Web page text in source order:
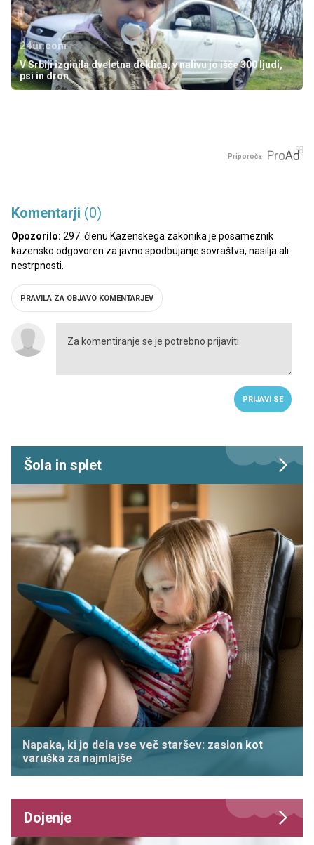
24ur.com
V Srbiji izginila dveletna deklica, v nalivu jo išče 300 ljudi,
psi in dron
Priporoča
Komentarji (0)
Opozorilo: 297. členu Kazenskega zakonika je posameznik
kazensko odgovoren za javno spodbujanje sovraštva, nasilja ali
nestrpnosti.
PRAVILA ZA OBJAVO KOMENTARJEV
PRIJAVI SE
Šola in splet
Napaka, ki jo dela vse več staršev: zaslon kot
varuška za najmlajše
Dojenje